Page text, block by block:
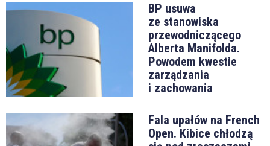
BP usuwa
ze stanowiska
przewodniczącego
Alberta Manifolda.
Powodem kwestie
zarządzania
i zachowania
Fala upałów na French
Open. Kibice chłodzą